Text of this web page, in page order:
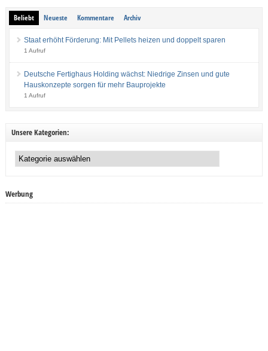
Beliebt Neueste Kommentare Archiv
Staat erhöht Förderung: Mit Pellets heizen und doppelt sparen
1 Aufruf
Deutsche Fertighaus Holding wächst: Niedrige Zinsen und gute
Hauskonzepte sorgen für mehr Bauprojekte
1 Aufruf
Unsere Kategorien:
Kategorien:
Werbung